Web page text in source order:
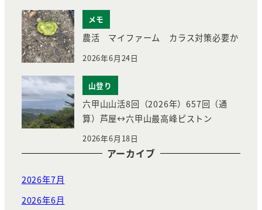
メモ
農活 マイファーム カラス対策必要か
2026年6月24日
山登り
六甲山山活8回（2026年）657回（通
算）芦屋↔︎六甲山最高峰ピストン
2026年6月18日
アーカイブ
2026年7月
2026年6月